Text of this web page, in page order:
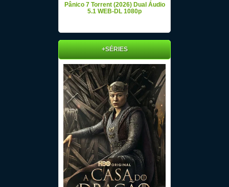
Pânico 7 Torrent (2026) Dual Áudio
5.1 WEB-DL 1080p
+SÉRIES